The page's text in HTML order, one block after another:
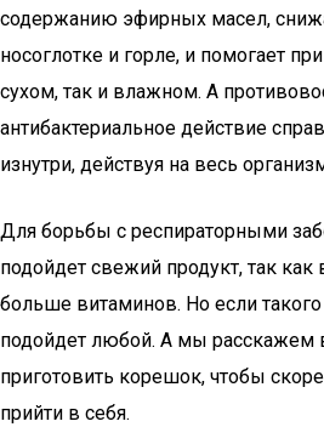
содержанию эфирных масел,
носоглотке и горле, и помогает
сухом, так и влажном. А
антибактериальное действие
изнутри, действуя на весь
Для борьбы с респираторными
подойдет свежий продукт, так
больше витаминов. Но если такого
подойдет любой. А мы расскажем
приготовить корешок, чтобы
прийти в себя.